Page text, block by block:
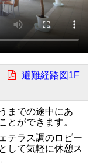
避難経路図1F
までの途中にあ
とができます。
テラス調のロビー
して気軽に休憩ス